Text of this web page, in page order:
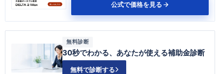
公式で価格を見る
無料診断
30秒でわかる、あなたが使える補助金診断
無料で診断する